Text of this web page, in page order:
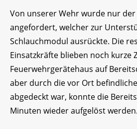
Von unserer Wehr wurde nur der
angefordert, welcher zur
Schlauchmodul ausrückte. Die
Einsatzkräfte blieben noch kurze
Feuerwehrgerätehaus auf
aber durch die vor Ort
abgedeckt war, konnte die
Minuten wieder aufgelöst werden.